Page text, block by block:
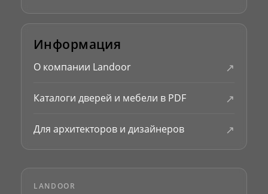
Информация
О компании Landoor ↗
Каталоги дверей и мебели в PDF ↗
Для архитекторов и дизайнеров ↗
LANDOOR